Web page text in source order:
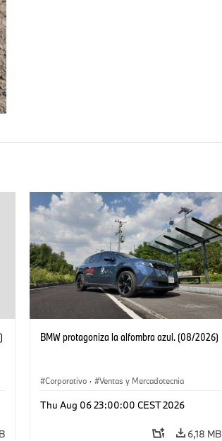
BMW protagoniza la alfombra azul. (08/2026)
Corporativo · Ventas y Mercadotecnia
Thu Aug 06 23:00:00 CEST 2026
6,18 MB